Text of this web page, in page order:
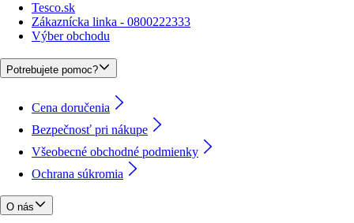
Tesco.sk
Zákaznícka linka - 0800222333
Výber obchodu
Potrebujete pomoc?
Cena doručenia
Bezpečnosť pri nákupe
Všeobecné obchodné podmienky
Ochrana súkromia
O nás